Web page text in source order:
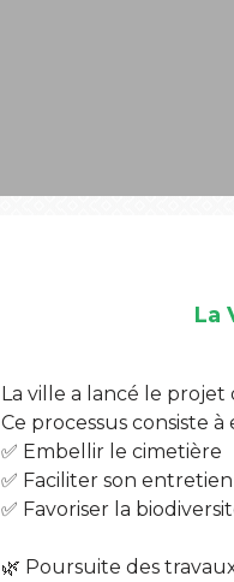
La
La ville a lancé le
Ce processus consiste
✅ Embellir le cimetière
✅ Faciliter son entretien
✅ Favoriser la
🌿 Poursuite des